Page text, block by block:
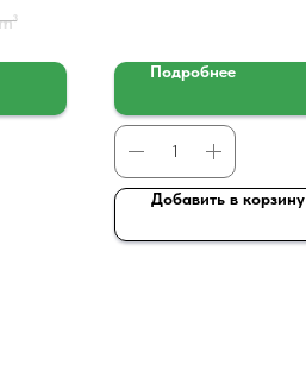
Подробнее
Добавить в корзину